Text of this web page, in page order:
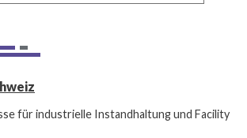
für industrielle Instandhaltung und Facility